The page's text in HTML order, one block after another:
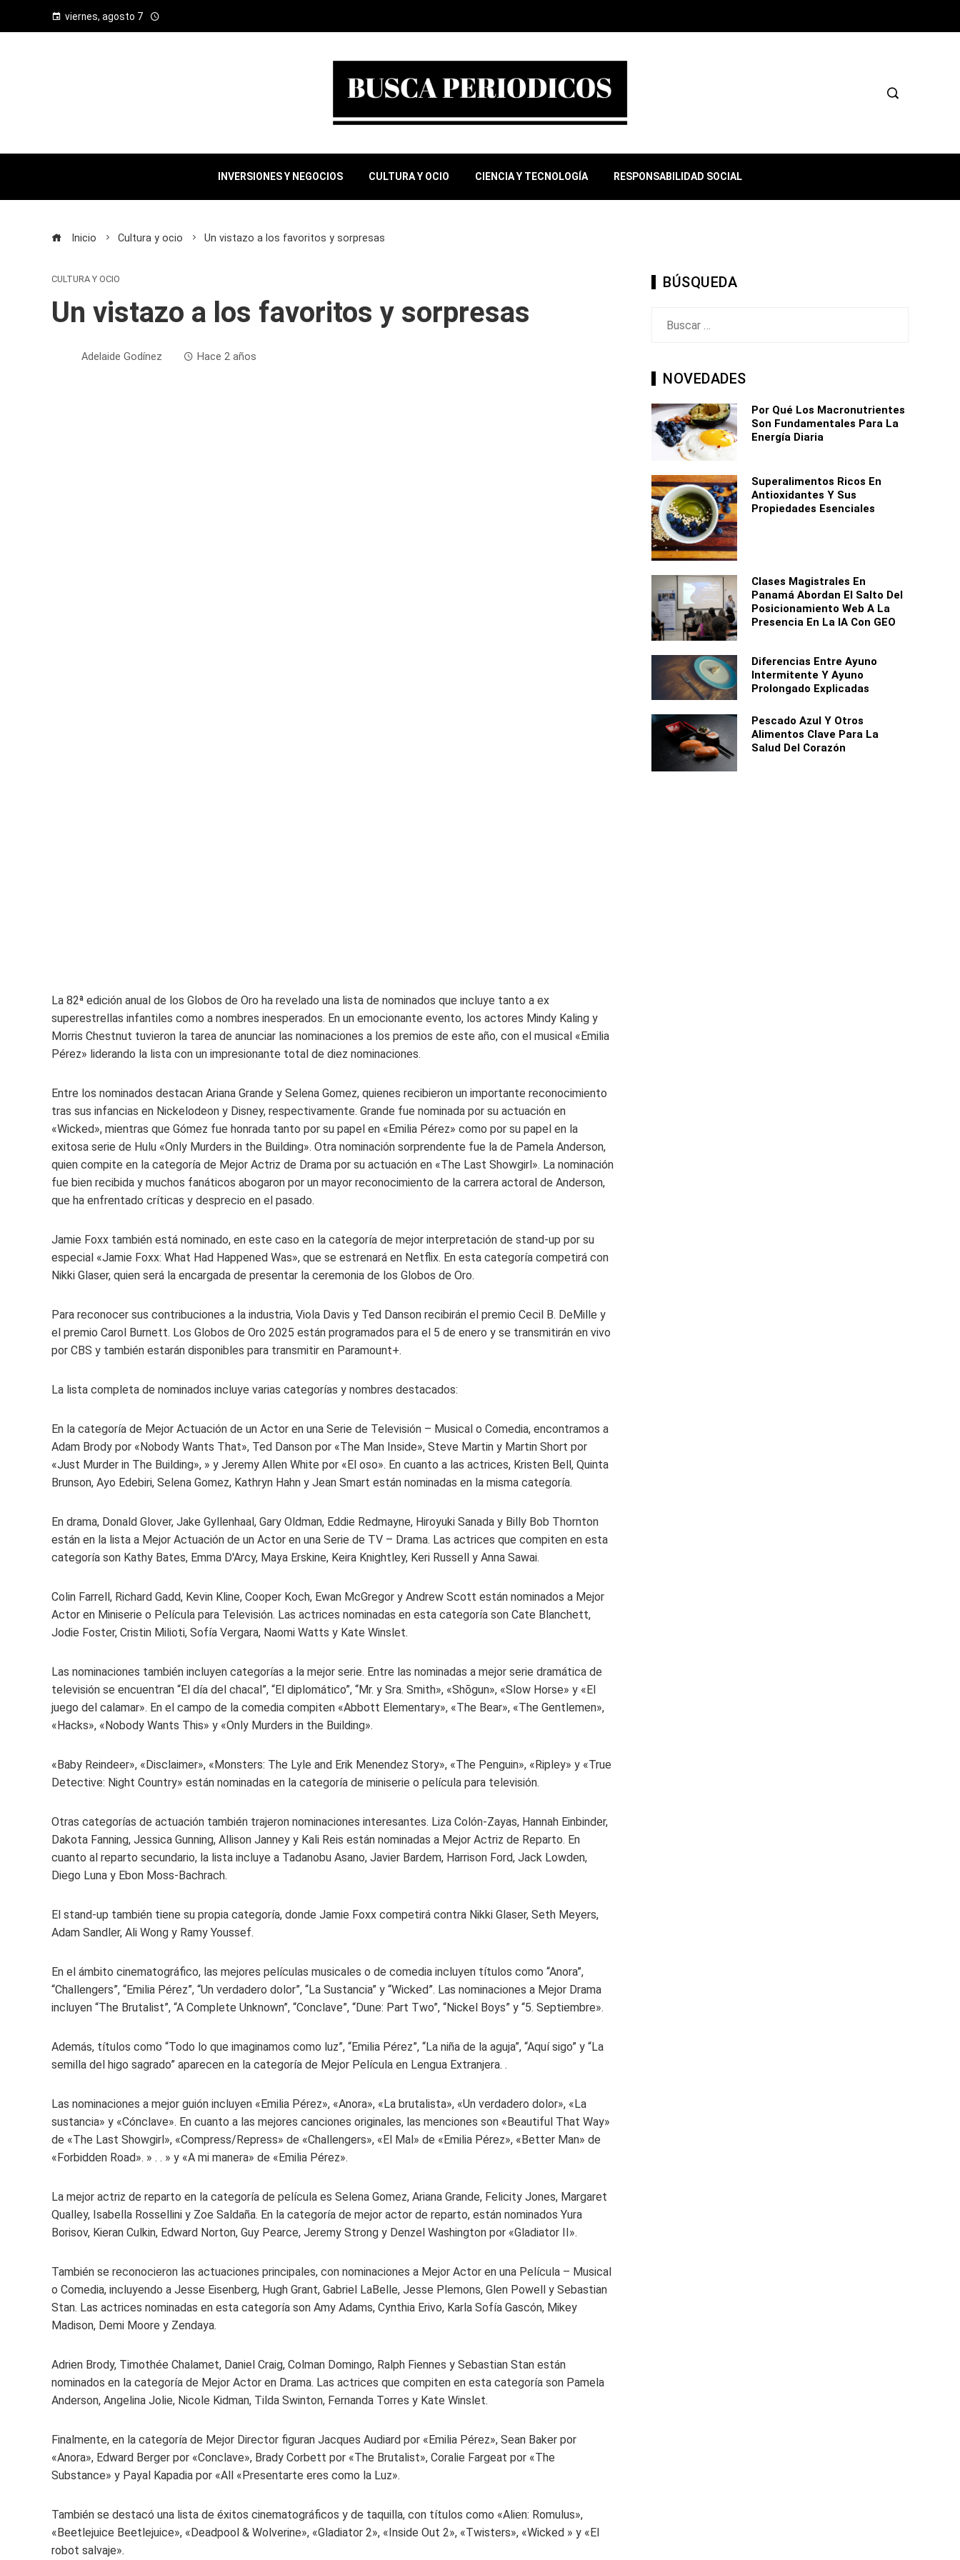
viernes, agosto 7
INVERSIONES Y NEGOCIOS CULTURA Y OCIO CIENCIA Y TECNOLOGÍA RESPONSABILIDAD SOCIAL
Inicio Cultura y ocio Un vistazo a los favoritos y sorpresas
CULTURA Y OCIO
Un vistazo a los favoritos y sorpresas
Adelaide Godínez Hace 2 años
La 82ª edición anual de los Globos de Oro ha revelado una lista de nominados que incluye tanto a ex
superestrellas infantiles como a nombres inesperados. En un emocionante evento, los actores Mindy Kaling y
Morris Chestnut tuvieron la tarea de anunciar las nominaciones a los premios de este año, con el musical «Emilia
Pérez» liderando la lista con un impresionante total de diez nominaciones.
Entre los nominados destacan Ariana Grande y Selena Gomez, quienes recibieron un importante reconocimiento
tras sus infancias en Nickelodeon y Disney, respectivamente. Grande fue nominada por su actuación en
«Wicked», mientras que Gómez fue honrada tanto por su papel en «Emilia Pérez» como por su papel en la
exitosa serie de Hulu «Only Murders in the Building». Otra nominación sorprendente fue la de Pamela Anderson,
quien compite en la categoría de Mejor Actriz de Drama por su actuación en «The Last Showgirl». La nominación
fue bien recibida y muchos fanáticos abogaron por un mayor reconocimiento de la carrera actoral de Anderson,
que ha enfrentado críticas y desprecio en el pasado.
Jamie Foxx también está nominado, en este caso en la categoría de mejor interpretación de stand-up por su
especial «Jamie Foxx: What Had Happened Was», que se estrenará en Netflix. En esta categoría competirá con
Nikki Glaser, quien será la encargada de presentar la ceremonia de los Globos de Oro.
Para reconocer sus contribuciones a la industria, Viola Davis y Ted Danson recibirán el premio Cecil B. DeMille y
el premio Carol Burnett. Los Globos de Oro 2025 están programados para el 5 de enero y se transmitirán en vivo
por CBS y también estarán disponibles para transmitir en Paramount+.
La lista completa de nominados incluye varias categorías y nombres destacados:
En la categoría de Mejor Actuación de un Actor en una Serie de Televisión – Musical o Comedia, encontramos a
Adam Brody por «Nobody Wants That», Ted Danson por «The Man Inside», Steve Martin y Martin Short por
«Just Murder in The Building», » y Jeremy Allen White por «El oso». En cuanto a las actrices, Kristen Bell, Quinta
Brunson, Ayo Edebiri, Selena Gomez, Kathryn Hahn y Jean Smart están nominadas en la misma categoría.
En drama, Donald Glover, Jake Gyllenhaal, Gary Oldman, Eddie Redmayne, Hiroyuki Sanada y Billy Bob Thornton
están en la lista a Mejor Actuación de un Actor en una Serie de TV – Drama. Las actrices que compiten en esta
categoría son Kathy Bates, Emma D'Arcy, Maya Erskine, Keira Knightley, Keri Russell y Anna Sawai.
Colin Farrell, Richard Gadd, Kevin Kline, Cooper Koch, Ewan McGregor y Andrew Scott están nominados a Mejor
Actor en Miniserie o Película para Televisión. Las actrices nominadas en esta categoría son Cate Blanchett,
Jodie Foster, Cristin Milioti, Sofía Vergara, Naomi Watts y Kate Winslet.
Las nominaciones también incluyen categorías a la mejor serie. Entre las nominadas a mejor serie dramática de
televisión se encuentran “El día del chacal”, “El diplomático”, “Mr. y Sra. Smith», «Shōgun», «Slow Horse» y «El
juego del calamar». En el campo de la comedia compiten «Abbott Elementary», «The Bear», «The Gentlemen»,
«Hacks», «Nobody Wants This» y «Only Murders in the Building».
«Baby Reindeer», «Disclaimer», «Monsters: The Lyle and Erik Menendez Story», «The Penguin», «Ripley» y «True
Detective: Night Country» están nominadas en la categoría de miniserie o película para televisión.
Otras categorías de actuación también trajeron nominaciones interesantes. Liza Colón-Zayas, Hannah Einbinder,
Dakota Fanning, Jessica Gunning, Allison Janney y Kali Reis están nominadas a Mejor Actriz de Reparto. En
cuanto al reparto secundario, la lista incluye a Tadanobu Asano, Javier Bardem, Harrison Ford, Jack Lowden,
Diego Luna y Ebon Moss-Bachrach.
El stand-up también tiene su propia categoría, donde Jamie Foxx competirá contra Nikki Glaser, Seth Meyers,
Adam Sandler, Ali Wong y Ramy Youssef.
En el ámbito cinematográfico, las mejores películas musicales o de comedia incluyen títulos como “Anora”,
“Challengers”, “Emilia Pérez”, “Un verdadero dolor”, “La Sustancia” y “Wicked”. Las nominaciones a Mejor Drama
incluyen “The Brutalist”, “A Complete Unknown”, “Conclave”, “Dune: Part Two”, “Nickel Boys” y “5. Septiembre».
Además, títulos como “Todo lo que imaginamos como luz”, “Emilia Pérez”, “La niña de la aguja”, “Aquí sigo” y “La
semilla del higo sagrado” aparecen en la categoría de Mejor Película en Lengua Extranjera. .
Las nominaciones a mejor guión incluyen «Emilia Pérez», «Anora», «La brutalista», «Un verdadero dolor», «La
sustancia» y «Cónclave». En cuanto a las mejores canciones originales, las menciones son «Beautiful That Way»
de «The Last Showgirl», «Compress/Repress» de «Challengers», «El Mal» de «Emilia Pérez», «Better Man» de
«Forbidden Road». » . . » y «A mi manera» de «Emilia Pérez».
La mejor actriz de reparto en la categoría de película es Selena Gomez, Ariana Grande, Felicity Jones, Margaret
Qualley, Isabella Rossellini y Zoe Saldaña. En la categoría de mejor actor de reparto, están nominados Yura
Borisov, Kieran Culkin, Edward Norton, Guy Pearce, Jeremy Strong y Denzel Washington por «Gladiator II».
También se reconocieron las actuaciones principales, con nominaciones a Mejor Actor en una Película – Musical
o Comedia, incluyendo a Jesse Eisenberg, Hugh Grant, Gabriel LaBelle, Jesse Plemons, Glen Powell y Sebastian
Stan. Las actrices nominadas en esta categoría son Amy Adams, Cynthia Erivo, Karla Sofía Gascón, Mikey
Madison, Demi Moore y Zendaya.
Adrien Brody, Timothée Chalamet, Daniel Craig, Colman Domingo, Ralph Fiennes y Sebastian Stan están
nominados en la categoría de Mejor Actor en Drama. Las actrices que compiten en esta categoría son Pamela
Anderson, Angelina Jolie, Nicole Kidman, Tilda Swinton, Fernanda Torres y Kate Winslet.
Finalmente, en la categoría de Mejor Director figuran Jacques Audiard por «Emilia Pérez», Sean Baker por
«Anora», Edward Berger por «Conclave», Brady Corbett por «The Brutalist», Coralie Fargeat por «The
Substance» y Payal Kapadia por «All «Presentarte eres como la Luz».
También se destacó una lista de éxitos cinematográficos y de taquilla, con títulos como «Alien: Romulus»,
«Beetlejuice Beetlejuice», «Deadpool & Wolverine», «Gladiator 2», «Inside Out 2», «Twisters», «Wicked » y «El
robot salvaje».
BÚSQUEDA
NOVEDADES
Por Qué Los Macronutrientes
Son Fundamentales Para La
Energía Diaria
Superalimentos Ricos En
Antioxidantes Y Sus
Propiedades Esenciales
Clases Magistrales En
Panamá Abordan El Salto Del
Posicionamiento Web A La
Presencia En La IA Con GEO
Diferencias Entre Ayuno
Intermitente Y Ayuno
Prolongado Explicadas
Pescado Azul Y Otros
Alimentos Clave Para La
Salud Del Corazón